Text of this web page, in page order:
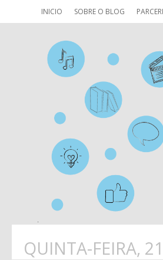
INICIO SOBRE O BLOG
QUINTA-FEIRA,